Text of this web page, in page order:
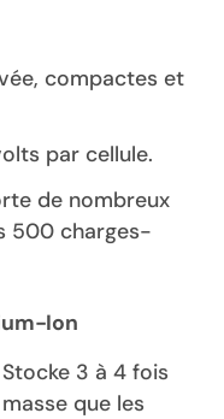
compactes et
par cellule.
de nombreux
500 charges-
Ion
Stocke 3 à 4 fois
que les